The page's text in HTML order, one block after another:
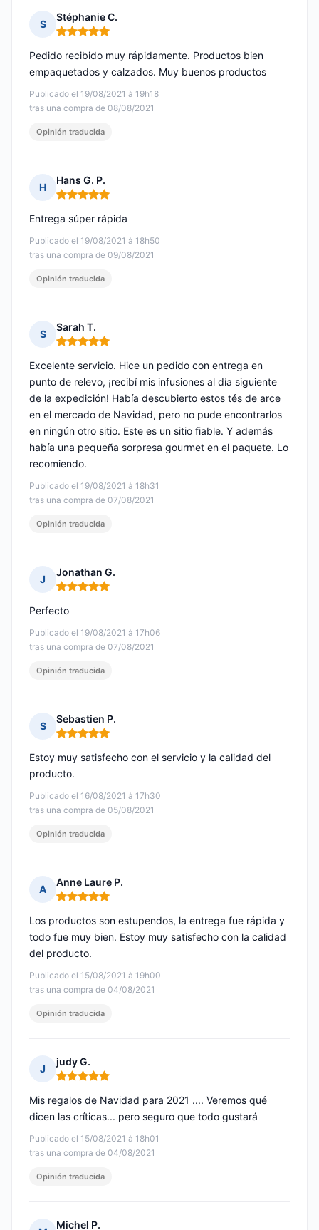
S
Stéphanie C.
Nota: 5 de 5
Publicado el 19/08/2021 à 19h18
tras una compra de 08/08/2021
Pedido recibido muy rápidamente. Productos bien
empaquetados y calzados. Muy buenos productos
Opinión traducida
H
Hans G. P.
Nota: 5 de 5
Publicado el 19/08/2021 à 18h50
tras una compra de 09/08/2021
Entrega súper rápida
Opinión traducida
S
Sarah T.
Nota: 5 de 5
Publicado el 19/08/2021 à 18h31
tras una compra de 07/08/2021
Excelente servicio. Hice un pedido con entrega en
punto de relevo, ¡recibí mis infusiones al día siguiente
de la expedición! Había descubierto estos tés de arce
en el mercado de Navidad, pero no pude encontrarlos
en ningún otro sitio. Este es un sitio fiable. Y además
había una pequeña sorpresa gourmet en el paquete. Lo
recomiendo.
Opinión traducida
J
Jonathan G.
Nota: 5 de 5
Publicado el 19/08/2021 à 17h06
tras una compra de 07/08/2021
Perfecto
Opinión traducida
S
Sebastien P.
Nota: 5 de 5
Publicado el 16/08/2021 à 17h30
tras una compra de 05/08/2021
Estoy muy satisfecho con el servicio y la calidad del
producto.
Opinión traducida
A
Anne Laure P.
Nota: 5 de 5
Publicado el 15/08/2021 à 19h00
tras una compra de 04/08/2021
Los productos son estupendos, la entrega fue rápida y
todo fue muy bien. Estoy muy satisfecho con la calidad
del producto.
Opinión traducida
J
judy G.
Nota: 5 de 5
Publicado el 15/08/2021 à 18h01
tras una compra de 04/08/2021
Mis regalos de Navidad para 2021 .... Veremos qué
dicen las críticas... pero seguro que todo gustará
Opinión traducida
Michel P.